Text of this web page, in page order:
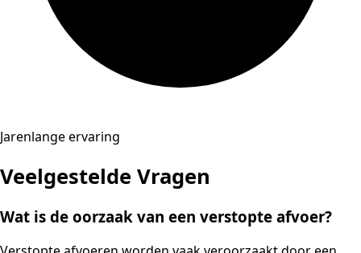
Jarenlange ervaring
Veelgestelde Vragen
Wat is de oorzaak van een verstopte afvoer?